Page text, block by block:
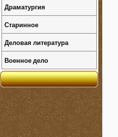
Драматургия
Старинное
Деловая литература
Военное дело